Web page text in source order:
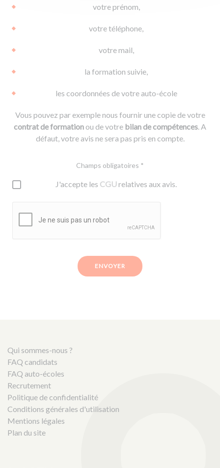
votre prénom,
votre téléphone,
votre mail,
la formation suivie,
les coordonnées de votre auto-école
Vous pouvez par exemple nous fournir une copie de votre
contrat de formationou de votre bilan de compétences. A
défaut, votre avis ne sera pas pris en compte.
Champs obligatoires *
J'accepte les CGUrelatives aux avis.
ENVOYER
Qui sommes-nous ?
FAQ candidats
FAQ auto-écoles
Recrutement
Politique de confidentialité
Conditions générales d'utilisation
Mentions légales
Plan du site